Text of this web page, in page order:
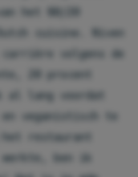
het 80/20
cuisine. Niven
volgens de
20 procent
al lang voordat
veganistisch te
restaurant
ben ik